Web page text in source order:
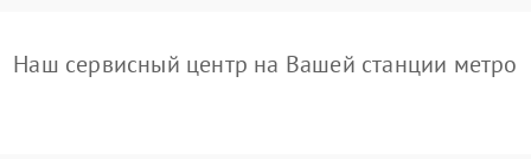
Наш сервисный центр на Вашей станции метро